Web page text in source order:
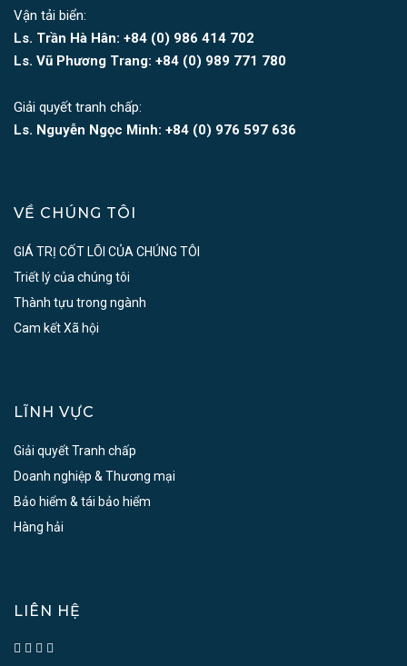
Vận tải biển:
Ls. Trần Hà Hân: +84 (0) 986 414 702
Ls. Vũ Phương Trang: +84 (0) 989 771 780
Giải quyết tranh chấp:
Ls. Nguyễn Ngọc Minh: +84 (0) 976 597 636
VỀ CHÚNG TÔI
GIÁ TRỊ CỐT LÕI CỦA CHÚNG TÔI
Triết lý của chúng tôi
Thành tựu trong ngành
Cam kết Xã hội
LĨNH VỰC
Giải quyết Tranh chấp
Doanh nghiệp & Thương mại
Bảo hiểm & tái bảo hiểm
Hàng hải
LIÊN HỆ